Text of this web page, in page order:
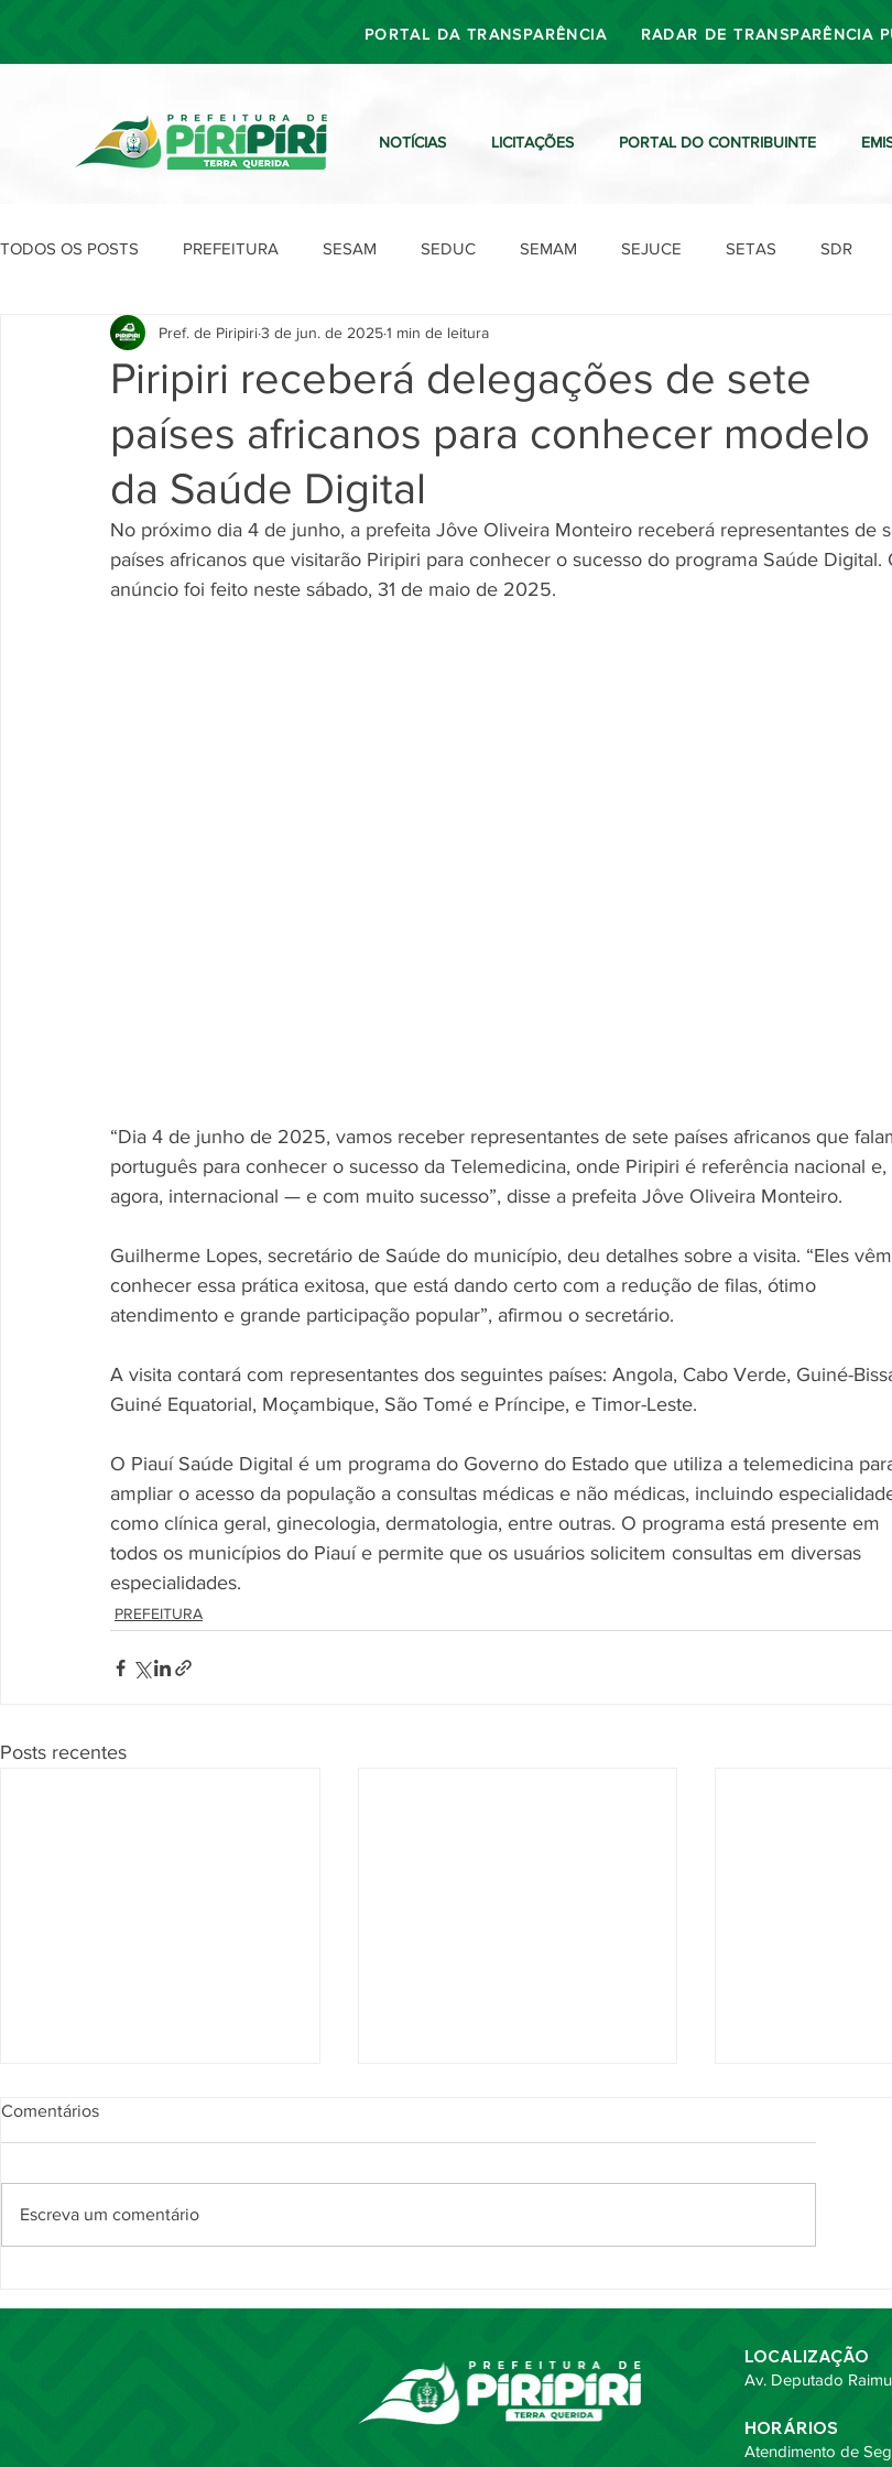
PORTAL DA TRANSPARÊNCIA RADAR DE TRANSPARÊNCIA
NOTÍCIAS LICITAÇÕES PORTAL DO CONTRIBUINTE
TODOS OS POSTS PREFEITURA SESAM SEDUC SEMAM SEJUCE SETAS SDR
SEAD SEGOV SEPLAN SDU
Piripiri receberá delegações de sete
países africanos para conhecer modelo
da Saúde Digital
Pref. de Piripiri3 de jun. de 20251 min de leitura
No próximo dia 4 de junho, a prefeita Jôve Oliveira Monteiro receberá representantes de
países africanos que visitarão Piripiri para conhecer o sucesso do programa Saúde Digital.
anúncio foi feito neste sábado, 31 de maio de 2025.
“Dia 4 de junho de 2025, vamos receber representantes de sete países africanos que
português para conhecer o sucesso da Telemedicina, onde Piripiri é referência nacional e,
agora, internacional — e com muito sucesso”, disse a prefeita Jôve Oliveira Monteiro.
Guilherme Lopes, secretário de Saúde do município, deu detalhes sobre a visita. “Eles vêm
conhecer essa prática exitosa, que está dando certo com a redução de filas, ótimo
atendimento e grande participação popular”, afirmou o secretário.
A visita contará com representantes dos seguintes países: Angola, Cabo Verde, Guiné-
Guiné Equatorial, Moçambique, São Tomé e Príncipe, e Timor-Leste.
O Piauí Saúde Digital é um programa do Governo do Estado que utiliza a telemedicina
ampliar o acesso da população a consultas médicas e não médicas, incluindo
como clínica geral, ginecologia, dermatologia, entre outras. O programa está presente em
todos os municípios do Piauí e permite que os usuários solicitem consultas em diversas
especialidades.
PREFEITURA
Posts recentes
Piripiri
Comentários
Escreva um comentário
LOCALIZAÇÃO
Av. Deputado
HORÁRIOS
Atendimento de